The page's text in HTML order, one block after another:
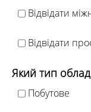
Відвідати
Відвідати
Який тип
Побутове